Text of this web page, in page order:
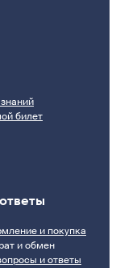
билет
и покупка
и обмен
и ответы